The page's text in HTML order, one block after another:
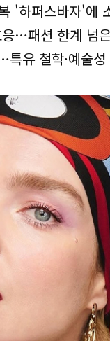
'하퍼스바자'에
…패션 한계 넘
유 철학·예술